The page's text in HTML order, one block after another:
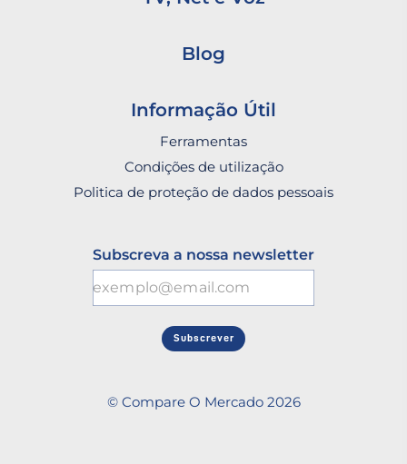
Blog
Informação Útil
Ferramentas
Condições de utilização
Politica de proteção de dados pessoais
Subscreva a nossa newsletter
Subscrever
© Compare O Mercado 2026